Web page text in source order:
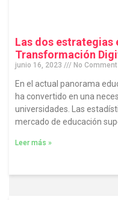
Las dos estrategias
Transformación
junio 16, 2023 No
En el actual panorama
ha convertido en una
universidades. Las
mercado de educación
Leer más »